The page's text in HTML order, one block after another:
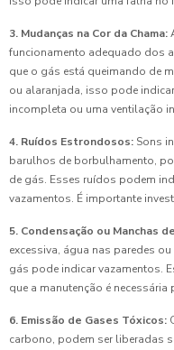
3. Mudanças na Cor da Chama:
funcionamento adequado dos
que o gás está queimando de
ou alaranjada, isso pode
incompleta ou uma ventilação
4. Ruídos Estrondosos: Sons
barulhos de borbulhamento,
de gás. Esses ruídos podem
vazamentos. É importante
5. Condensação ou Manchas
excessiva, água nas paredes
gás pode indicar vazamentos.
que a manutenção é
6. Emissão de Gases Tóxicos:
carbono, podem ser liberadas